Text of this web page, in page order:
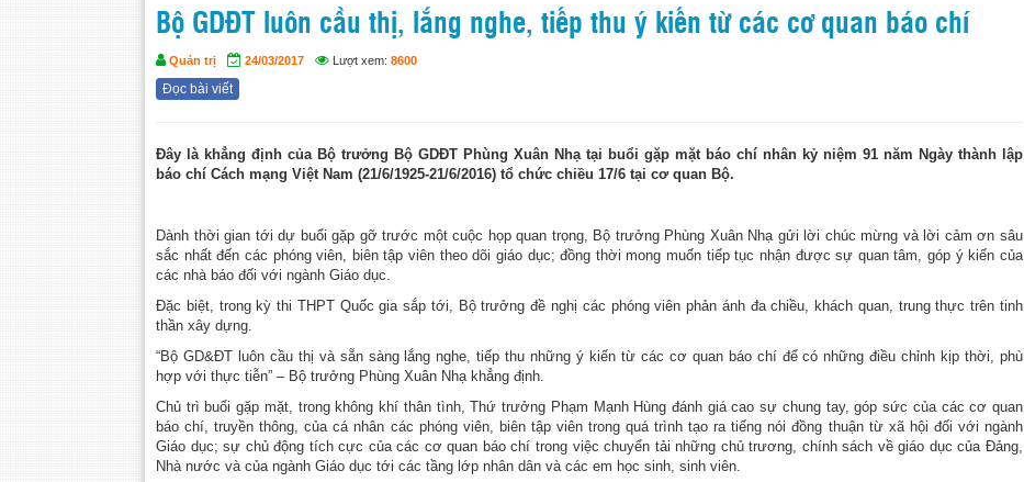
Bộ GDĐT luôn cầu thị, lắng nghe, tiếp thu ý kiến từ các cơ quan báo chí
Quản trị 24/03/2017 Lượt xem: 8600
Đọc bài viết
Đây là khẳng định của Bộ trưởng Bộ GDĐT Phùng Xuân Nhạ tại buổi gặp mặt báo chí nhân kỷ niệm 91 năm Ngày thành lập
báo chí Cách mạng Việt Nam (21/6/1925-21/6/2016) tổ chức chiều 17/6 tại cơ quan Bộ.
Dành thời gian tới dự buổi gặp gỡ trước một cuộc họp quan trọng, Bộ trưởng Phùng Xuân Nhạ gửi lời chúc mừng và lời cảm ơn sâu
sắc nhất đến các phóng viên, biên tập viên theo dõi giáo dục; đồng thời mong muốn tiếp tục nhận được sự quan tâm, góp ý kiến của
các nhà báo đối với ngành Giáo dục.
Đặc biệt, trong kỳ thi THPT Quốc gia sắp tới, Bộ trưởng đề nghị các phóng viên phản ánh đa chiều, khách quan, trung thực trên tinh
thần xây dựng.
“Bộ GD&ĐT luôn cầu thị và sẵn sàng lắng nghe, tiếp thu những ý kiến từ các cơ quan báo chí để có những điều chỉnh kịp thời, phù
hợp với thực tiễn” – Bộ trưởng Phùng Xuân Nhạ khẳng định.
Chủ trì buổi gặp mặt, trong không khí thân tình, Thứ trưởng Phạm Mạnh Hùng đánh giá cao sự chung tay, góp sức của các cơ quan
báo chí, truyền thông, của cá nhân các phóng viên, biên tập viên trong quá trình tạo ra tiếng nói đồng thuận từ xã hội đối với ngành
Giáo dục; sự chủ động tích cực của các cơ quan báo chí trong việc chuyển tải những chủ trương, chính sách về giáo dục của Đảng,
Nhà nước và của ngành Giáo dục tới các tầng lớp nhân dân và các em học sinh, sinh viên.